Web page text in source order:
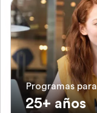
Programas para
25+ años